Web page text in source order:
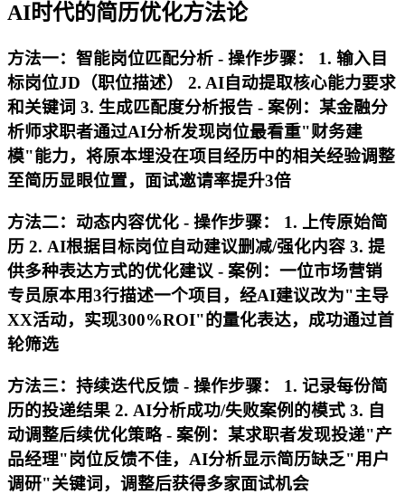
AI时代的简历优化方法论
方法一：智能岗位匹配分析 - 操作步骤： 1. 输入目
标岗位JD（职位描述） 2. AI自动提取核心能力要求
和关键词 3. 生成匹配度分析报告 - 案例：某金融分
析师求职者通过AI分析发现岗位最看重"财务建
模"能力，将原本埋没在项目经历中的相关经验调整
至简历显眼位置，面试邀请率提升3倍
方法二：动态内容优化 - 操作步骤： 1. 上传原始简
历 2. AI根据目标岗位自动建议删减/强化内容 3. 提
供多种表达方式的优化建议 - 案例：一位市场营销
专员原本用3行描述一个项目，经AI建议改为"主导
XX活动，实现300%ROI"的量化表达，成功通过首
轮筛选
方法三：持续迭代反馈 - 操作步骤： 1. 记录每份简
历的投递结果 2. AI分析成功/失败案例的模式 3. 自
动调整后续优化策略 - 案例：某求职者发现投递"产
品经理"岗位反馈不佳，AI分析显示简历缺乏"用户
调研"关键词，调整后获得多家面试机会